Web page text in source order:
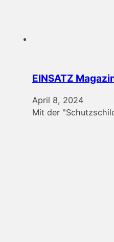
EINSATZ
April 8, 2024
Mit der